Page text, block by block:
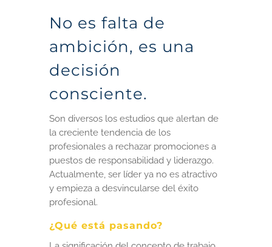
No es falta de
ambición, es una
decisión
consciente.
Son diversos los estudios que alertan de
la creciente tendencia de los
profesionales a rechazar promociones a
puestos de responsabilidad y liderazgo.
Actualmente, ser líder ya no es atractivo
y empieza a desvincularse del éxito
profesional.
¿Qué está pasando?